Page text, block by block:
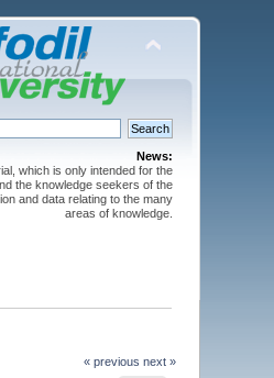
News:
which is only intended for the
the knowledge seekers of the
and data relating to the many
areas of knowledge.
« previous next »